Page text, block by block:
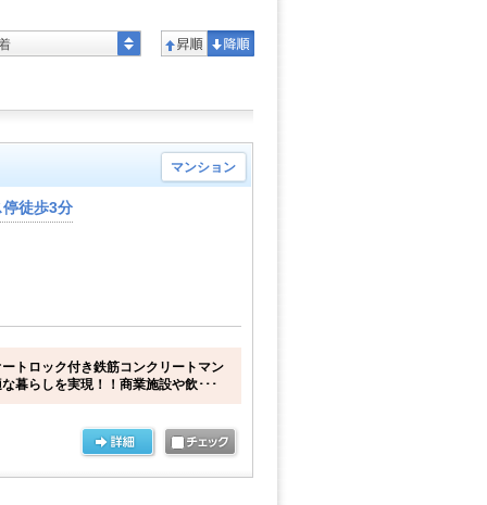
マンション
徒歩3分
トロック付き鉄筋コンクリートマン
暮らしを実現！！商業施設や飲･･･